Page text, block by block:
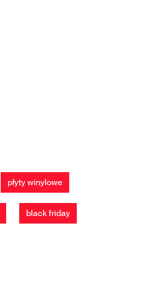
płyty winylowe
black friday